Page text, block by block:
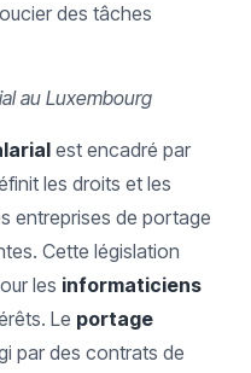
des tâches
au Luxembourg
est encadré par
les droits et les
entreprises de portage
Cette législation
les informaticiens
Le portage
par des contrats de